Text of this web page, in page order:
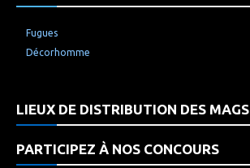
Fugues
Décorhomme
LIEUX DE DISTRIBUTION DES MAGS
PARTICIPEZ À NOS CONCOURS